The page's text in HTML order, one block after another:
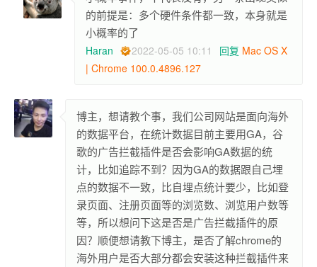
的前提是：多个硬件条件都一致，本身就是
小概率的了
Haran 2022-05-05 10:11 回复 Mac OS X
| Chrome 100.0.4896.127
博主，想请教个事，我们公司网站是面向海外
的数据平台，在统计数据目前主要用GA，谷
歌的广告拦截插件是否会影响GA数据的统
计，比如追踪不到？因为GA的数据跟自己埋
点的数据不一致，比自埋点统计要少，比如登
录页面、注册页面等的浏览数、浏览用户数等
等，所以想问下这是否是广告拦截插件的原
因？顺便想请教下博主，是否了解chrome的
海外用户是否大部分都会安装这种拦截插件来